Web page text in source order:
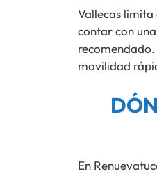
Vallecas
contar con
movilidad
En